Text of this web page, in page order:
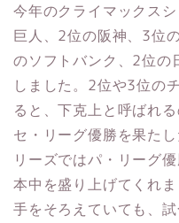
今年のクライマックス
巨人、2位の阪神、3位
のソフトバンク、2位の
しました。2位や3位の
ると、下克上と呼ばれ
セ・リーグ優勝を果た
リーズではパ・リーグ
本中を盛り上げてくれ
手をそろえていても、